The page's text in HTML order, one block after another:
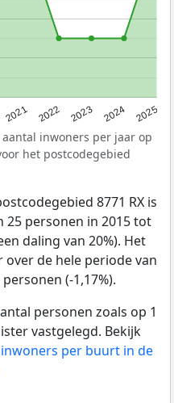
2021 2022 2023 2024 2025
inwoners per jaar op
het postcodegebied
8771 RX is
25 personen in 2015 tot
daling van 20%). Het
de hele periode van
(-1,17%).
personen zoals op 1
vastgelegd. Bekijk
per buurt in de